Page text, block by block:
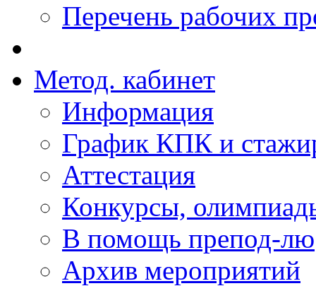
Перечень рабочих
Метод. кабинет
Информация
График КПК и
Аттестация
Конкурсы,
В помощь препод-лю
Архив мероприятий